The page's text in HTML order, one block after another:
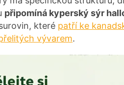
připomíná kyperský sýr
které patří ke
vývarem.